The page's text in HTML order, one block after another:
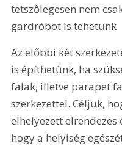
tetszőlegesen nem
gardróbot is tehetünk
Az előbbi két
is építhetünk, ha
falak, illetve parapet
szerkezettel. Céljuk,
elhelyezett
hogy a helyiség